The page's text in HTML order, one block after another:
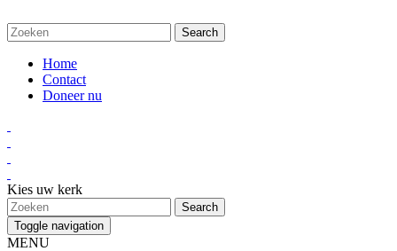
Home
Contact
Doneer nu
Kies uw kerk
Toggle navigation
MENU